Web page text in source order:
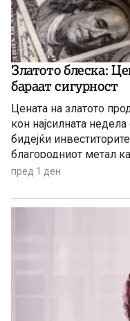
Златото блеска:
бараат сигурност
Цената на златото
кон најсилната
бидејќи
благородниот метал
услови на глобална
пред 1 ден